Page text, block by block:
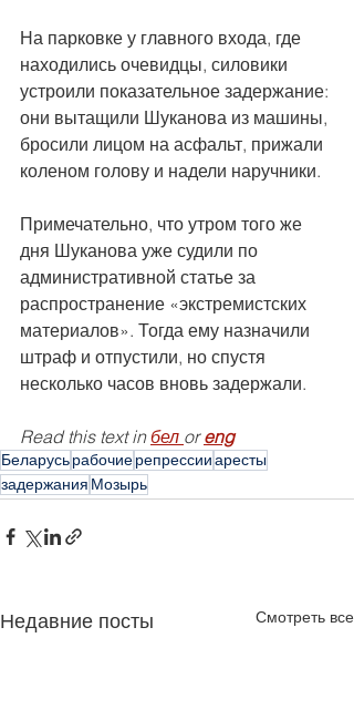
На парковке у главного входа, где
находились очевидцы, силовики
устроили показательное задержание:
они вытащили Шуканова из машины,
бросили лицом на асфальт, прижали
коленом голову и надели наручники.
Примечательно, что утром того же
дня Шуканова уже судили по
административной статье за
распространение «экстремистских
материалов». Тогда ему назначили
штраф и отпустили, но спустя
несколько часов вновь задержали.
Read this text in бел or eng
Беларусьрабочиерепрессииаресты
задержания Мозырь
Недавние посты Смотреть все